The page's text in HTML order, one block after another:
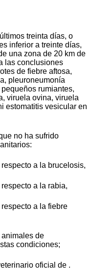
treinta días, o
inferior a treinte días,
una zona de 20 km de
las conclusiones
de fiebre aftosa,
pleuroneumonía
rumiantes,
viruela ovina, viruela
estomatitis vesicular en
no ha sufrido
a la brucelosis,
a la rabia,
a la fiebre
de
condiciones;
oficial de .